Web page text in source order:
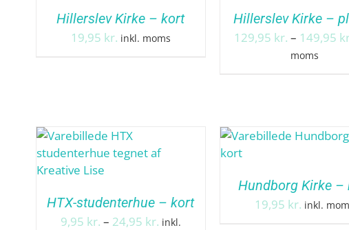
Hillerslev Kirke – kort
19,95 kr. inkl. moms
Hillerslev Kirke –
129,95 kr. – 149,95
moms
HTX-studenterhue – kort
9,95 kr. – 24,95 kr.Prisinterval:
inkl.
Hundborg Kirke –
19,95 kr. inkl.